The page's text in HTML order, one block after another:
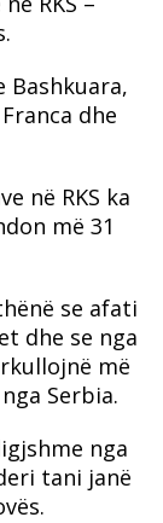
Bashkuara,
dhe
në RKS ka
më 31
se afati
dhe se nga
më
Serbia.
nga
tani janë